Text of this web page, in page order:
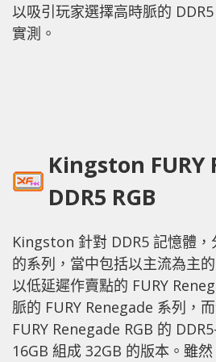
以吸引玩家選擇高時脈的
實測。
Kingston FURY
DDR5 RGB
Kingston 針對 DDR5 記憶體
的系列，當中包括以主流為主
以低延遲作賣點的 FURY
脈的 FURY Renegade 系列，
FURY Renegade RGB 的
16GB 組成 32GB 的版本。雖